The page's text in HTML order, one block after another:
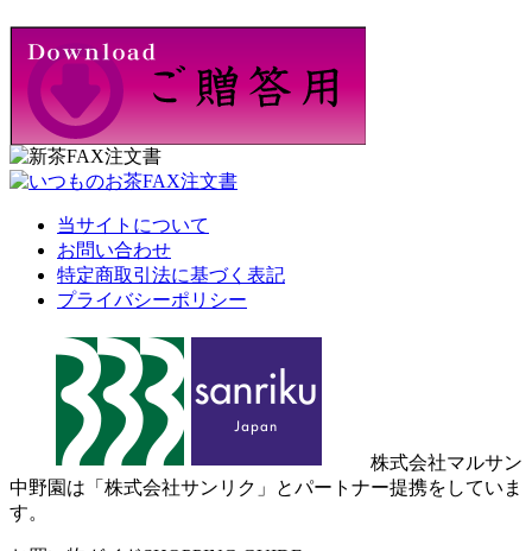
当サイトについて
お問い合わせ
特定商取引法に基づく表記
プライバシーポリシー
株式会社マルサン
中野園は「株式会社サンリク」とパートナー提携をしていま
す。